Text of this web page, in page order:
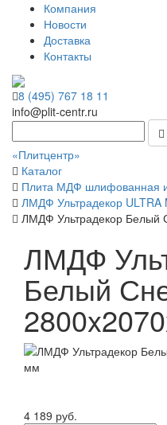
Компания
Новости
Доставка
Контакты
8 (495) 767 18 11
info@plit-centr.ru
«Плитцентр»
Каталог
Плита МДФ шлифованная
ЛМДФ Ультрадекор ULTRA
ЛМДФ Ультрадекор Белый
ЛМДФ
Белый
4 189 руб.